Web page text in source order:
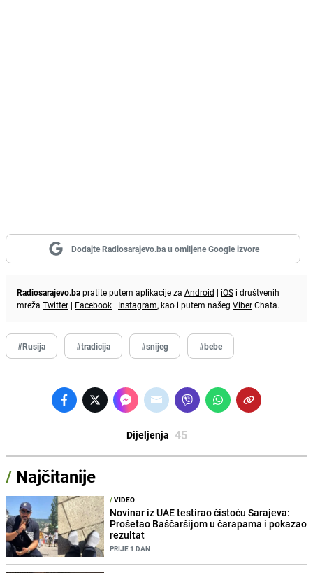
Dodajte Radiosarajevo.ba u omiljene Google izvore
Radiosarajevo.bapratite putem aplikacije za Android | iOS i društvenih
mreža Twitter | Facebook | Instagram, kao i putem našeg ViberChata.
#Rusija #tradicija #snijeg #bebe
Dijeljenja 45
/ Najčitanije
/VIDEO
Novinar iz UAE testirao čistoću Sarajeva:
Prošetao Baščaršijom u čarapama i pokazao
rezultat
PRIJE 1 DAN